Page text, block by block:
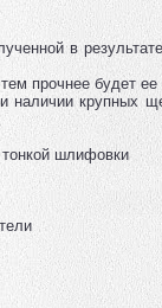
в
прочнее будет
наличии крупных
шлифовки